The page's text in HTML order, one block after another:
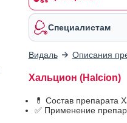
Специалистам
Видаль Описания
Хальцион (Halcion)
💊 Состав препарата
✅ Применение